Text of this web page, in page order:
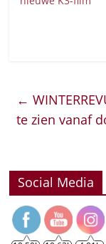
←
te zien vanaf
Social Media